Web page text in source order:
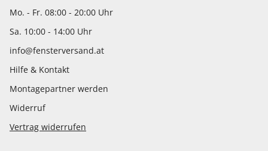
Mo. - Fr. 08:00 - 20:00 Uhr
Sa. 10:00 - 14:00 Uhr
info@fensterversand.at
Hilfe & Kontakt
Montagepartner werden
Widerruf
Vertrag widerrufen